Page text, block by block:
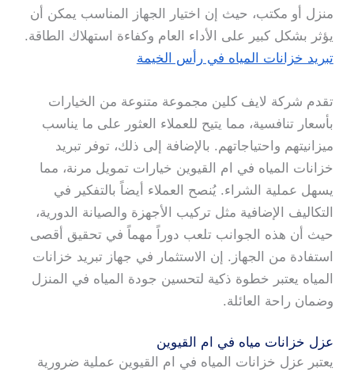
منزل أو مكتب، حيث إن اختيار الجهاز المناسب يمكن أن
يؤثر بشكل كبير على الأداء العام وكفاءة استهلاك الطاقة.
تبريد خزانات المياه في رأس الخيمة
تقدم شركة لايف كلين مجموعة متنوعة من الخيارات
بأسعار تنافسية، مما يتيح للعملاء العثور على ما يناسب
ميزانيتهم واحتياجاتهم. بالإضافة إلى ذلك، توفر تبريد
خزانات المياه في ام القيوين خيارات تمويل مرنة، مما
يسهل عملية الشراء. يُنصح العملاء أيضاً بالتفكير في
التكاليف الإضافية مثل تركيب الأجهزة والصيانة الدورية،
حيث أن هذه الجوانب تلعب دوراً مهماً في تحقيق أقصى
استفادة من الجهاز. إن الاستثمار في جهاز تبريد خزانات
المياه يعتبر خطوة ذكية لتحسين جودة المياه في المنزل
وضمان راحة العائلة.
عزل خزانات مياه في ام القيوين
يعتبر عزل خزانات المياه في ام القيوين عملية ضرورية